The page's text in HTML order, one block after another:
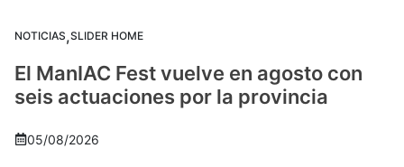
NOTICIAS,SLIDER HOME
El ManIAC Fest vuelve en agosto con
seis actuaciones por la provincia
05/08/2026